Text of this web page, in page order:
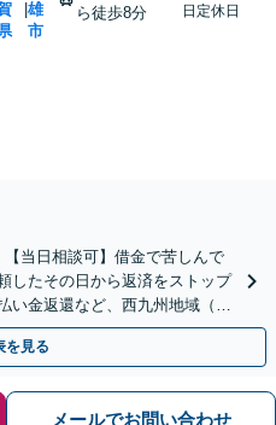
|雄
市
ら徒歩8分
日定休日
【当日相談可】借金で苦しんで
したその日から返済をストップ
金返還など、西九州地域（佐
題を解決へ導きます。
を見る
メールでお問い合わせ